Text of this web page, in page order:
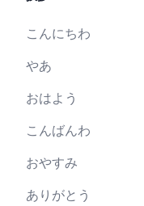
こんにちわ
やあ
おはよう
こんばんわ
おやすみ
ありがとう